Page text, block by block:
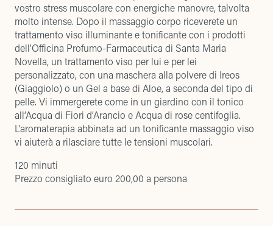
vostro stress muscolare con energiche manovre, talvolta
molto intense. Dopo il massaggio corpo riceverete un
trattamento viso illuminante e tonificante con i prodotti
dell’Officina Profumo-Farmaceutica di Santa Maria
Novella, un trattamento viso per lui e per lei
personalizzato, con una maschera alla polvere di Ireos
(Giaggiolo) o un Gel a base di Aloe, a seconda del tipo di
pelle. Vi immergerete come in un giardino con il tonico
all’Acqua di Fiori d’Arancio e Acqua di rose centifoglia.
L’aromaterapia abbinata ad un tonificante massaggio viso
vi aiuterà a rilasciare tutte le tensioni muscolari.
120 minuti
Prezzo consigliato euro 200,00 a persona